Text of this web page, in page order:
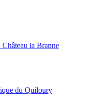
la Branne
du Quiloury